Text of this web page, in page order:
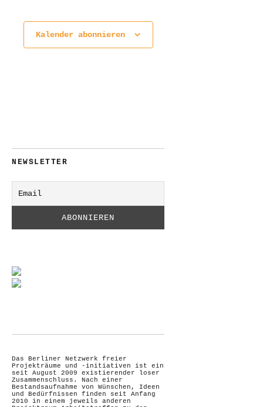
Kalender abonnieren
NEWSLETTER
Das Berliner Netzwerk freier
Projekträume und -initiativen ist ein
seit August 2009 existierender loser
Zusammenschluss. Nach einer
Bestandsaufnahme von Wünschen, Ideen
und Bedürfnissen finden seit Anfang
2010 in einem jeweils anderen